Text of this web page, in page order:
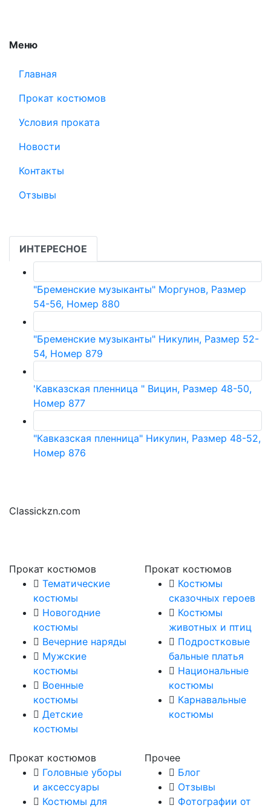
Меню
Главная
Прокат костюмов
Условия проката
Новости
Контакты
Отзывы
ИНТЕРЕСНОЕ
"Бременские музыканты" Моргунов, Размер
54-56, Номер 880
"Бременские музыканты" Никулин, Размер 52-
54, Номер 879
'Кавказская пленница " Вицин, Размер 48-50,
Номер 877
"Кавказская пленница" Никулин, Размер 48-52,
Номер 876
Classickzn.com
Прокат костюмов
Тематические
костюмы
Новогодние
костюмы
Вечерние наряды
Мужские
костюмы
Военные
костюмы
Детские
костюмы
Прокат костюмов
Костюмы
сказочных героев
Костюмы
животных и птиц
Подростковые
бальные платья
Национальные
костюмы
Карнавальные
костюмы
Прокат костюмов
Головные уборы
и аксессуары
Костюмы для
Прочее
Блог
Отзывы
Фотографии от